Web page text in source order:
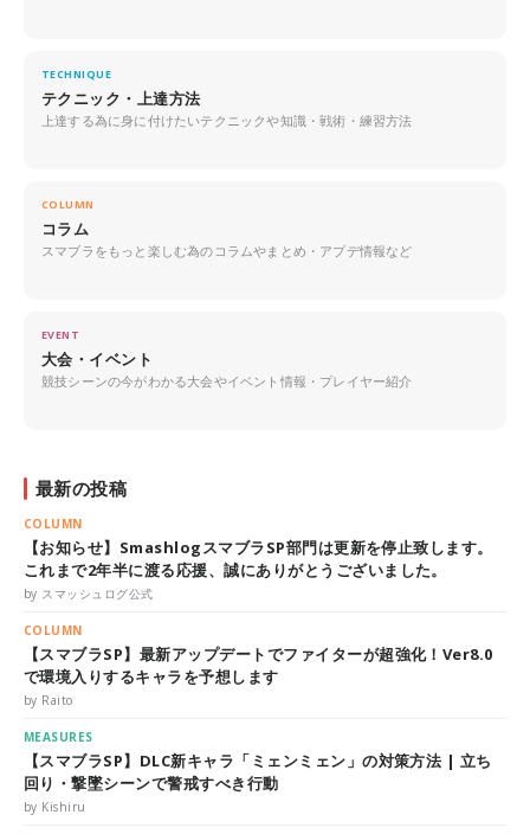
TECHNIQUE
テクニック・上達方法
上達する為に身に付けたいテクニックや知識・戦術・練習方法
COLUMN
コラム
スマブラをもっと楽しむ為のコラムやまとめ・アプデ情報など
EVENT
大会・イベント
競技シーンの今がわかる大会やイベント情報・プレイヤー紹介
最新の投稿
COLUMN
【お知らせ】SmashlogスマブラSP部門は更新を停止致します。
これまで2年半に渡る応援、誠にありがとうございました。
by スマッシュログ公式
COLUMN
【スマブラSP】最新アップデートでファイターが超強化！Ver8.0
で環境入りするキャラを予想します
by Raito
MEASURES
【スマブラSP】DLC新キャラ「ミェンミェン」の対策方法 | 立ち
回り・撃墜シーンで警戒すべき行動
by Kishiru